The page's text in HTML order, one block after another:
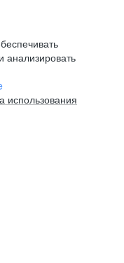
анализировать
использования